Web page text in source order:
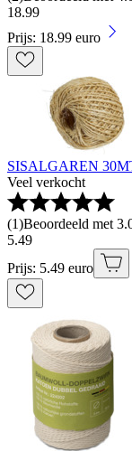
18.99
Prijs: 18.99 euro
SISALGAREN
Veel verkocht
(1)Beoordeeld met
5.49
Prijs: 5.49 euro